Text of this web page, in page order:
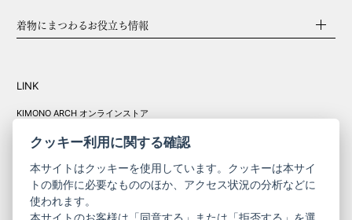
着物にまつわるお役立ち情報
LINK
KIMONO ARCH オンラインストア
きものやまと振
クッキー利用に関する確認
本サイトはクッキーを使用しています。クッキーは本サイ
トの動作に必要なもののほか、アクセス状況の分析などに
使われます。
本サイトのお客様は「同意する」または「拒否する」を選